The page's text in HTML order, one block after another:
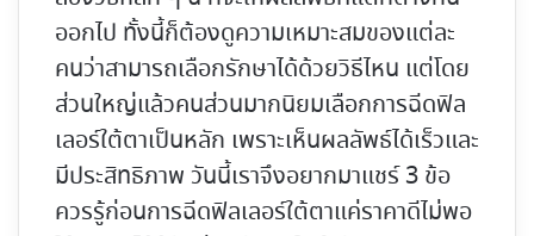
ออกไป ทั้งนี้ก็ต้องดูความเหมาะสมของแต่ละ
คนว่าสามารถเลือกรักษาได้ด้วยวิธีไหน แต่โดย
ส่วนใหญ่แล้วคนส่วนมากนิยมเลือกการฉีดฟิล
เลอร์ใต้ตาเป็นหลัก เพราะเห็นผลลัพธ์ได้เร็วและ
มีประสิทธิภาพ วันนี้เราจึงอยากมาแชร์ 3 ข้อ
ควรรู้ก่อนการฉีดฟิลเลอร์ใต้ตาแค่ราคาดีไม่พอ